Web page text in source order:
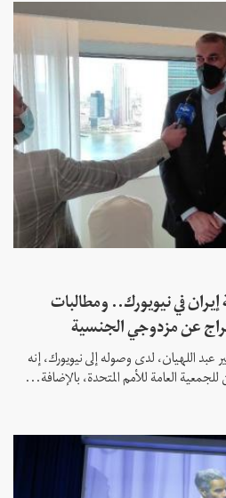
في نيويورك.. ومطالبات
عن مزدوجي الجنسية
عبد اللهيان، لدى وصوله إلى نيويورك، إنه
العامة للأمم المتحدة، بالإضافة...